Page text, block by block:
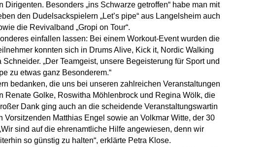
Besonders „ins Schwarze getroffen“ habe man mit
den Dudelsackspielern „Let’s pipe“ aus Langelsheim auch
die Revivalband „Gropi on Tour“.
einfallen lassen: Bei einem Workout-Event wurden die
konnten sich in Drums Alive, Kick it, Nordic Walking
„Der Teamgeist, unsere Begeisterung für Sport und
zu etwas ganz Besonderem.“
bedanken, die uns bei unseren zahlreichen Veranstaltungen
Renate Golke, Roswitha Möhlenbrock und Regina Wölk, die
Dank ging auch an die scheidende Veranstaltungswartin
Matthias Engel sowie an Volkmar Witte, der 30
sind auf die ehrenamtliche Hilfe angewiesen, denn wir
so günstig zu halten“, erklärte Petra Klose.